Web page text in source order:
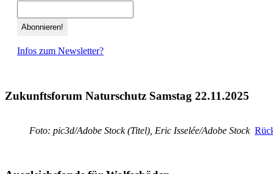
Infos zum Newsletter?
Zukunftsforum Naturschutz Samstag 22.11.2025
Foto: pic3d/Adobe Stock (Titel), Eric Isselée/Adobe Stock